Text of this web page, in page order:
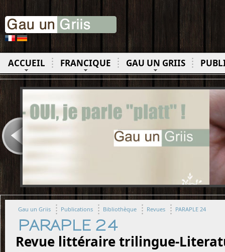
ACCUEIL FRANCIQUE GAU UN GRIIS
Gau un Griis Publications Bibliothèque Revues PARAPLE 24
PARAPLE 24
Revue littéraire trilingue-